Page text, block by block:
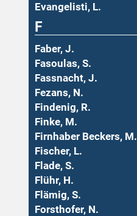
Evangelisti, L.
F
Faber, J.
Fasoulas, S.
Fassnacht, J.
Fezans, N.
Findenig, R.
Finke, M.
Firnhaber Beckers, M.
Fischer, L.
Flade, S.
Flühr, H.
Flämig, S.
Forsthofer, N.